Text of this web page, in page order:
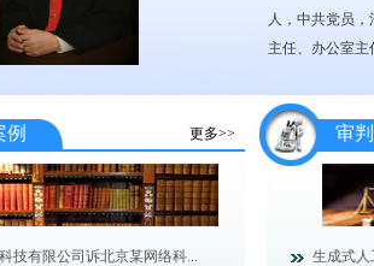
上海知产法院共同召开新闻发布会通报十... 更多>>
人，中共党员
主任、办公室主
更多>>
例
技有限公司诉北京某网络科...
审
生成式人